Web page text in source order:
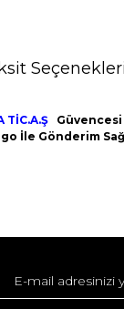
Seçenekleri
TİC.A.Ş
Güvencesi
İle Gönderim